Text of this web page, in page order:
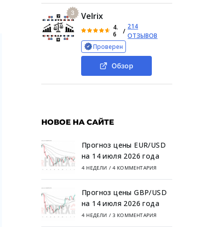
3 Velrix
4.
6
/
214
ОТЗЫВОВ
Проверен
Обзор
НОВОЕ НА САЙТЕ
Прогноз цены EUR/USD
на 14 июля 2026 года
4 НЕДЕЛИ / 4 КОММЕНТАРИЯ
Прогноз цены GBP/USD
на 14 июля 2026 года
4 НЕДЕЛИ / 3 КОММЕНТАРИЯ